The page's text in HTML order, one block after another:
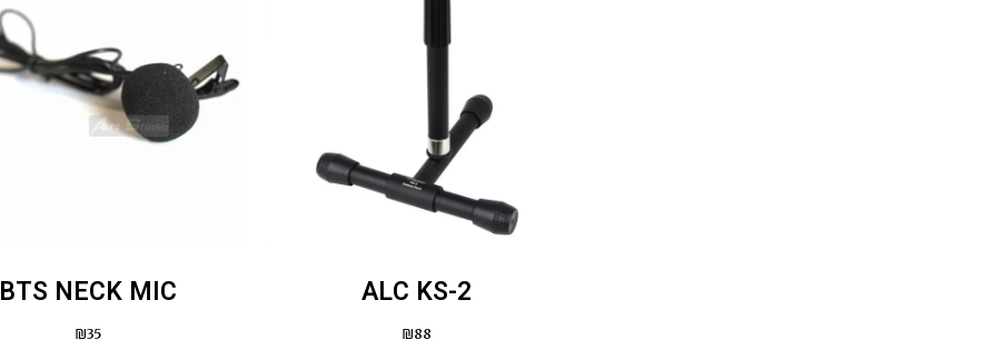
ALC KS-2
₪88
BTS NECK MIC
₪35